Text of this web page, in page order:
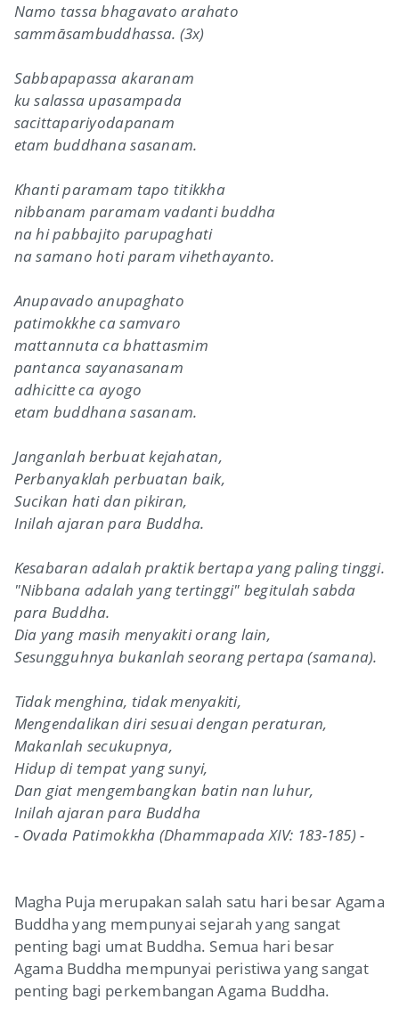
Namo tassa bhagavato arahato
sammāsambuddhassa. (3x)
Sabbapapassa akaranam
ku salassa upasampada
sacittapariyodapanam
etam buddhana sasanam.
Khanti paramam tapo titikkha
nibbanam paramam vadanti buddha
na hi pabbajito parupaghati
na samano hoti param vihethayanto.
Anupavado anupaghato
patimokkhe ca samvaro
mattannuta ca bhattasmim
pantanca sayanasanam
adhicitte ca ayogo
etam buddhana sasanam.
Janganlah berbuat kejahatan,
Perbanyaklah perbuatan baik,
Sucikan hati dan pikiran,
Inilah ajaran para Buddha.
Kesabaran adalah praktik bertapa yang paling tinggi.
"Nibbana adalah yang tertinggi" begitulah sabda
para Buddha.
Dia yang masih menyakiti orang lain,
Sesungguhnya bukanlah seorang pertapa (samana).
Tidak menghina, tidak menyakiti,
Mengendalikan diri sesuai dengan peraturan,
Makanlah secukupnya,
Hidup di tempat yang sunyi,
Dan giat mengembangkan batin nan luhur,
Inilah ajaran para Buddha
- Ovada Patimokkha (Dhammapada XIV: 183-185) -
Magha Puja merupakan salah satu hari besar Agama
Buddha yang mempunyai sejarah yang sangat
penting bagi umat Buddha. Semua hari besar
Agama Buddha mempunyai peristiwa yang sangat
penting bagi perkembangan Agama Buddha.